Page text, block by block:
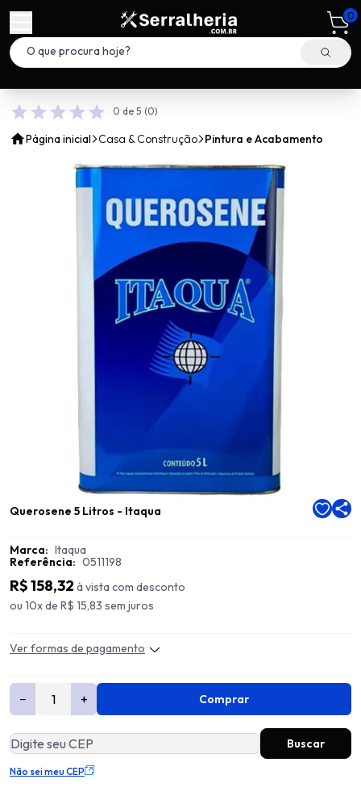
0
0 de 5 (0)
Página inicial Casa & Construção Pintura e Acabamento
Querosene 5 Litros - Itaqua
Marca: Itaqua
Referência: 0511198
R$ 158,32 à vista com desconto
ou 10x de R$ 15,83 sem juros
Ver formas de pagamento
− + Comprar
Não sei meu CEP